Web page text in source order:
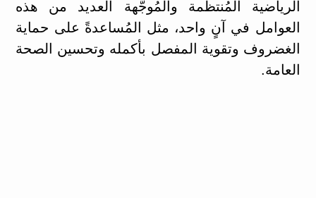
الرياضية المُنتظمة والمُوجَّهة العديد من هذه
العوامل في آنٍ واحد، مثل المُساعدةً على حماية
الغضروف وتقوية المفصل بأكمله وتحسين الصحة
العامة.